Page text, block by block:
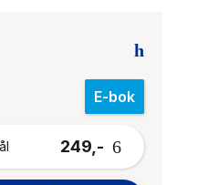
E-bok
249,-